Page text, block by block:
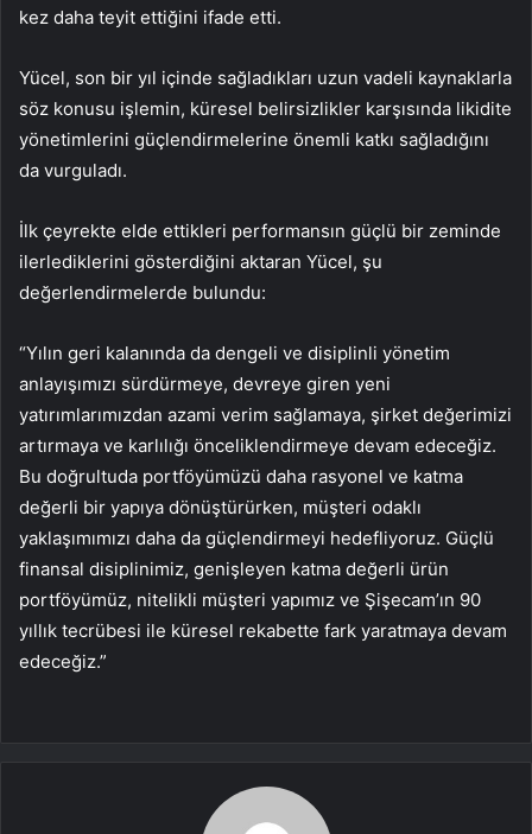
kez daha teyit ettiğini ifade etti.
Yücel, son bir yıl içinde sağladıkları uzun vadeli kaynaklarla
söz konusu işlemin, küresel belirsizlikler karşısında likidite
yönetimlerini güçlendirmelerine önemli katkı sağladığını
da vurguladı.
İlk çeyrekte elde ettikleri performansın güçlü bir zeminde
ilerlediklerini gösterdiğini aktaran Yücel, şu
değerlendirmelerde bulundu:
“Yılın geri kalanında da dengeli ve disiplinli yönetim
anlayışımızı sürdürmeye, devreye giren yeni
yatırımlarımızdan azami verim sağlamaya, şirket değerimizi
artırmaya ve karlılığı önceliklendirmeye devam edeceğiz.
Bu doğrultuda portföyümüzü daha rasyonel ve katma
değerli bir yapıya dönüştürürken, müşteri odaklı
yaklaşımımızı daha da güçlendirmeyi hedefliyoruz. Güçlü
finansal disiplinimiz, genişleyen katma değerli ürün
portföyümüz, nitelikli müşteri yapımız ve Şişecam’ın 90
yıllık tecrübesi ile küresel rekabette fark yaratmaya devam
edeceğiz.”